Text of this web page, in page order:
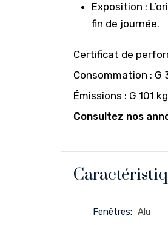
Exposition :
fin de journée.
Certificat de
Consommation : G
Émissions : G 101
Consultez nos
Fenêtres: Alu